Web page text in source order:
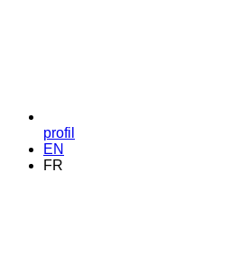
profil
EN
FR